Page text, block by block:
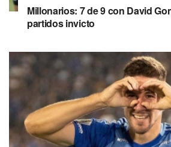
Millonarios: 7 de 9 con David
partidos invicto